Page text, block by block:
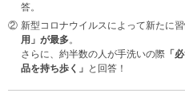
答。
② 新型コロナウイルスによって新たに
用」が最多。
さらに、約半数の人が手洗いの際「
品を持ち歩く」 と回答！